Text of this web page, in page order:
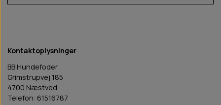
transporttasker/hundetasker (til små hunde), og
hundeseler/sikkerhedsseler (til alle størrelser). Valget
afhænger af hundens størrelse, temperament og dine
transportbehov.
Kontaktoplysninger
BB Hundefoder
Grimstrupvej 185
4700 Næstved
Telefon: 61516787